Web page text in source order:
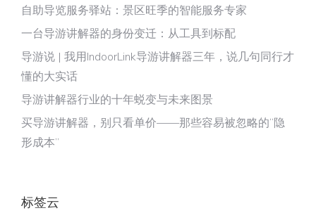
自助导览服务驿站：景区旺季的智能服务专家
一台导游讲解器的身份变迁：从工具到标配
导游说 | 我用IndoorLink导游讲解器三年，说几句同行才
懂的大实话
导游讲解器行业的十年蜕变与未来图景
买导游讲解器，别只看单价——那些容易被忽略的“隐
形成本”
标签云